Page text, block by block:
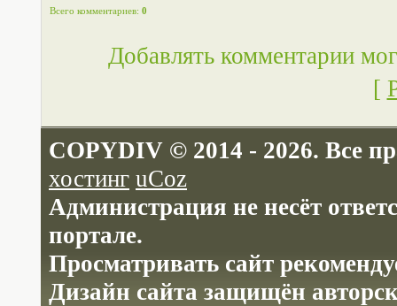
Всего комментариев: 0
Добавлять комментарии
[
COPYDIV © 2014 - 2026. Все
хостинг uCoz
Администрация не несёт
портале.
Просматривать сайт
Дизайн сайта защищён